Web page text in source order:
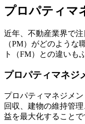
プロパティマ
近年、不動産業界で
（PM）がどのよう
ト（FM）との違いも
プロパティマネジ
プロパティマネジメ
回収、建物の維持管
益を最大化することで